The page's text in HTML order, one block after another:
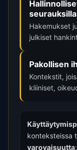
seurauksilla
Hakemukset
julkiset
Pakollisen
Kontekstit,
kliiniset,
konteksteissa
varovaisuutta